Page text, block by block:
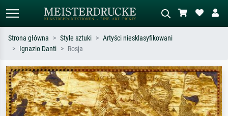
Szukaj wg artysty, tytułu lub stylu – np.
Monet, Gwiaździsta noc,
impresjonizm, fala Hokusaia, akt.
Opisz scenę – np. zielona łąka,
abstrakcja z czerwienią, ciemny olej,
stojący akt obok drzewa.
Strona główna Style sztuki
Artyści niesklasyfikowani
Ignazio Danti
Rosja